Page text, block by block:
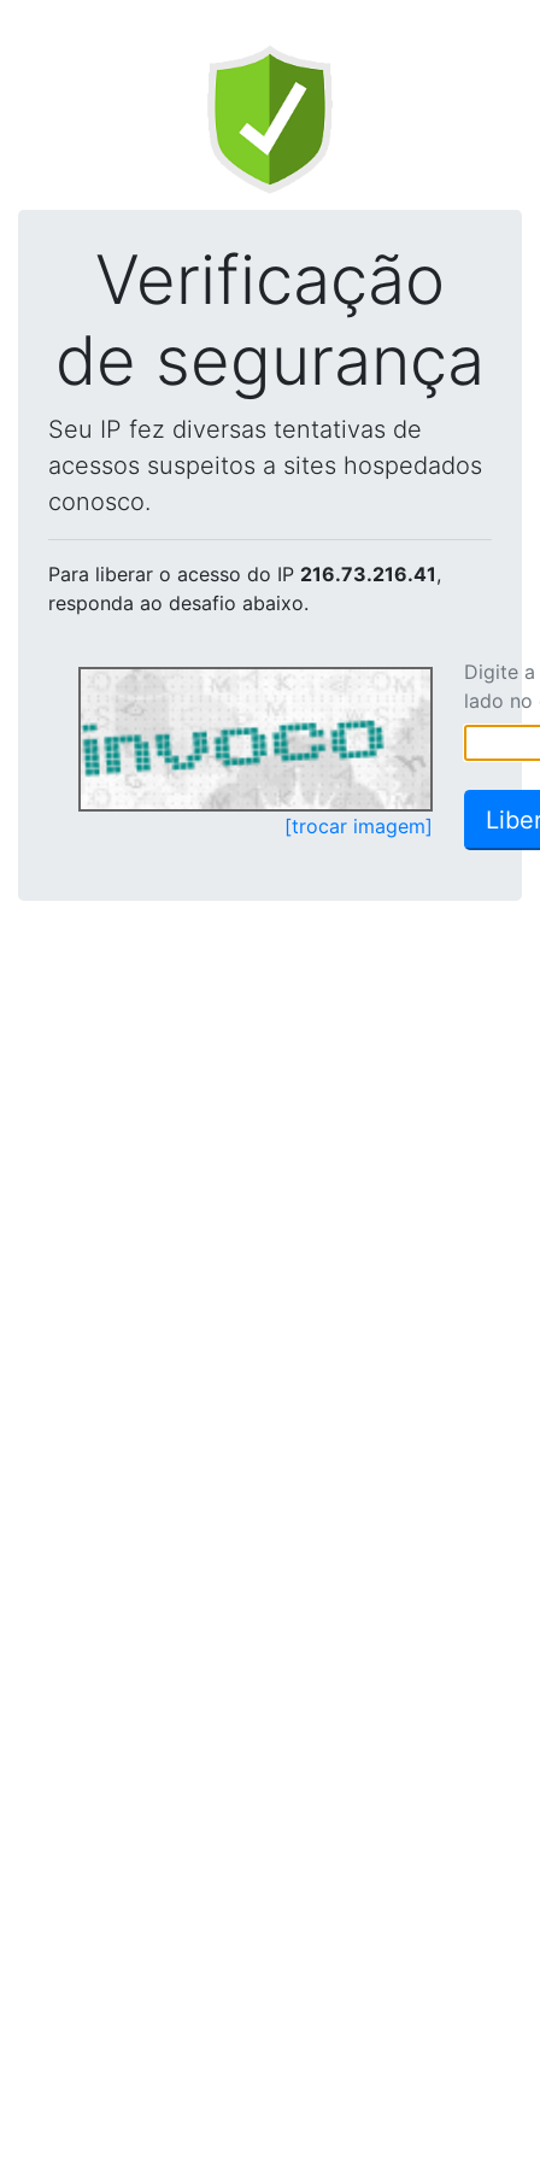
Verificação
de segurança
Seu IP fez diversas tentativas de
acessos suspeitos a sites hospedados
conosco.
Para liberar o acesso do IP 216.73.216.41,
responda ao desafio abaixo.
[trocar imagem]
Digite
lado no